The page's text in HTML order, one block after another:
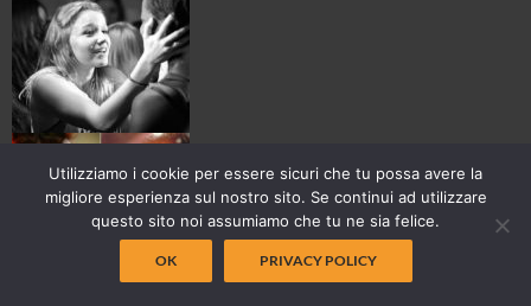
Utilizziamo i cookie per essere sicuri che tu possa avere la
migliore esperienza sul nostro sito. Se continui ad utilizzare
questo sito noi assumiamo che tu ne sia felice.
OK PRIVACY POLICY